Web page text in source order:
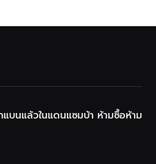
แบนแล้วในแดนแซมบ้า ห้ามซื้อห้าม